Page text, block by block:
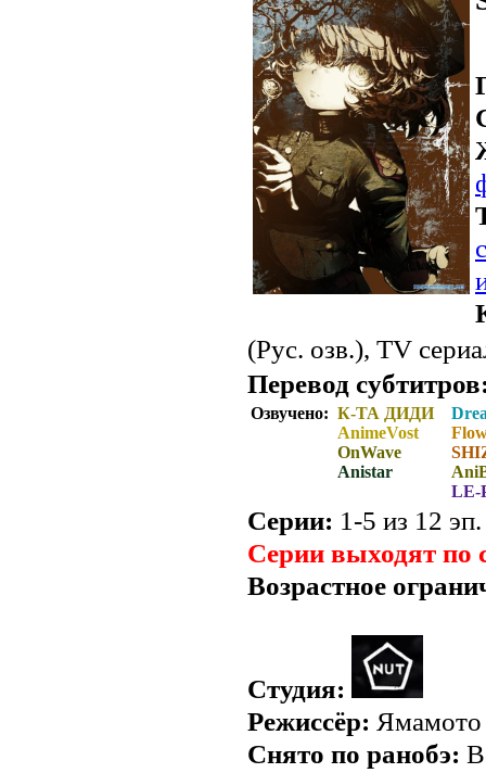
(Рус. озв.), TV
Перевод
Озвучено: К-ТА ДИДИ
AnimeVost
OnWave
Anistar
LE-
Серии: 1-5 из 12
Серии выходят по
Возрастное
Студия:
Режиссёр:
Снято по ранобэ: